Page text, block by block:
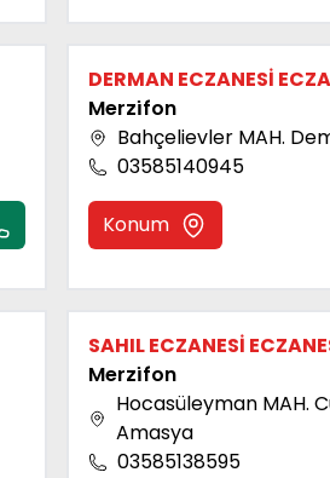
DERMAN ECZANESİ
Merzi̇fon
Bahçelievler MAH.
03585140945
Konum
SAHIL ECZANESİ
Merzi̇fon
Hocasüleyman MAH.
Amasya
03585138595